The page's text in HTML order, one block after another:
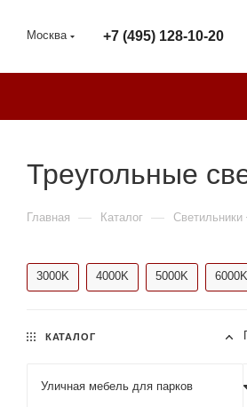
Москва +7 (495) 128-10-20
Треугольные
Главная — Каталог — Светильники
3000K 4000K 5000K 6000K
КАТАЛОГ
Уличная мебель для парков